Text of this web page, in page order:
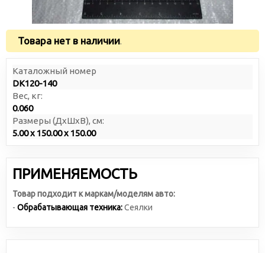
Товара нет в наличии.
Каталожный номер
DK120-140
Вес, кг:
0.060
Размеры (ДxШxВ), см:
5.00 x 150.00 x 150.00
ПРИМЕНЯЕМОСТЬ
Товар подходит к маркам/моделям авто:
- Обрабатывающая техника:Сеялки